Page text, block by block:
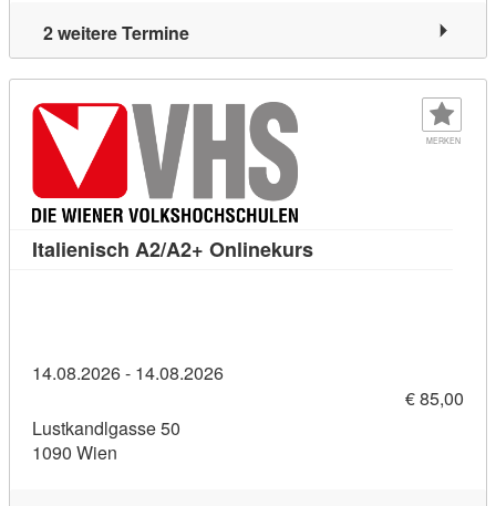
2 weitere Termine
MERKEN
Italienisch A2/A2+ OnlinekursKursdetail:
14.08.2026 - 14.08.2026
€ 85,00
Lustkandlgasse 50
1090 Wien